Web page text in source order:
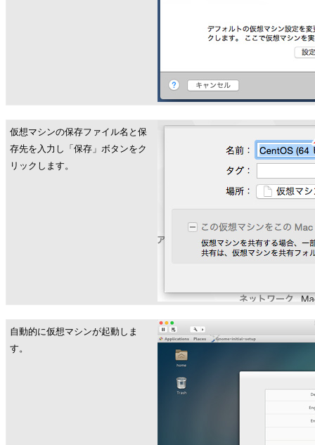
仮想マシンの保存ファイル名と保
存先を入力し「保存」ボタンをク
リックします。
自動的に仮想マシンが起動しま
す。